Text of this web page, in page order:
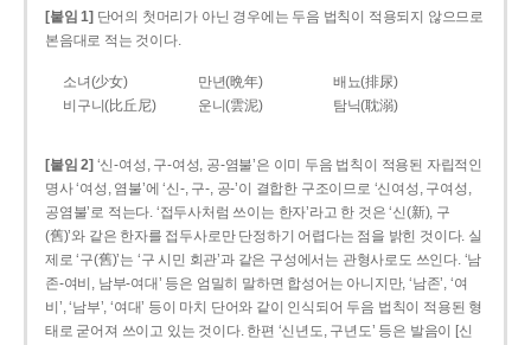
[붙임 1] 단어의 첫머리가 아닌 경우에는 두음 법칙이 적용되지 않으므로
본음대로 적는 것이다.
소녀(少女) 만년(晩年)
배뇨(排尿)
비구니(比丘尼)
운니(雲泥) 탐닉(耽溺)
[붙임 2] ‘신-여성, 구-여성, 공-염불’은 이미 두음 법칙이 적용된 자립적인
명사 ‘여성, 염불’에 ‘신-, 구-, 공-’이 결합한 구조이므로 ‘신여성, 구여성,
공염불’로 적는다. ‘접두사처럼 쓰이는 한자’라고 한 것은 ‘신(新), 구
(舊)’와 같은 한자를 접두사로만 단정하기 어렵다는 점을 밝힌 것이다. 실
제로 ‘구(舊)’는 ‘구 시민 회관’과 같은 구성에서는 관형사로도 쓰인다. ‘남
존­-여비, 남부-­여대’ 등은 엄밀히 말하면 합성어는 아니지만, ‘남존’, ‘여
비’, ‘남부’, ‘여대’ 등이 마치 단어와 같이 인식되어 두음 법칙이 적용된 형
태로 굳어져 쓰이고 있는 것이다. 한편 ‘신년도, 구년도’ 등은 발음이 [신